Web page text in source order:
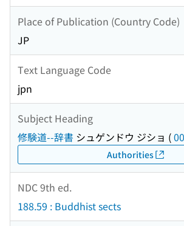
Place of Publication (Country Code)
JP
Text Language Code
jpn
Subject Heading
修験道--辞書 シュゲンドウ ジショ (
Authorities
NDC 9th ed.
188.59 : Buddhist sects